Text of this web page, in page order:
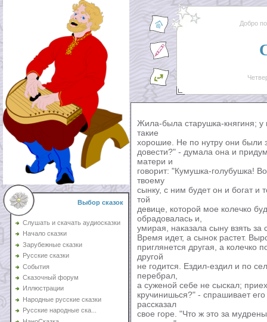
Выбор сказок
Слушать и скачать аудиосказки
Начало сказки
Зарубежные сказки
Русские сказки
События
Сказочный форум
Иллюстрации
Народные русские сказки
Русские народные ска...
Добро
Жила-была старушка-княгиня;
такие
хорошие. Не по нутру они были
довести?" - думала она и
матери и
говорит: "Кумушка-голубушка!
твоему
сынку, с ним будет он и богат и
той
девице, которой мое колечко
обрадовалась и,
умирая, наказала сыну взять за
Время идет, а сынок растет.
приглянется другая, а колечко
другой
не годится. Ездил-ездил и по
перебрал,
а суженой себе не сыскал;
кручинишься?" - спрашивает
рассказал
свое горе. "Что ж это за